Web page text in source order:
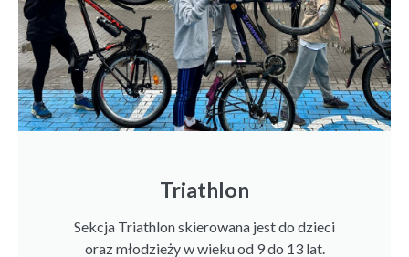
Triathlon
Sekcja Triathlon skierowana jest do dzieci
oraz młodzieży w wieku od 9 do 13 lat.